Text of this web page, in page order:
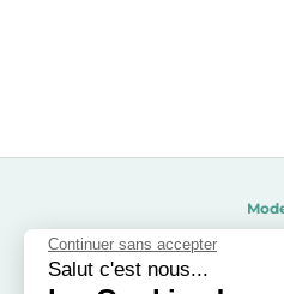
Continuer sans accepter
Salut c'est nous...